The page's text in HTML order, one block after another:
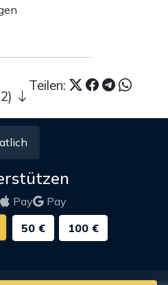
Teilen:
Pay
Pay
50 € 100 €